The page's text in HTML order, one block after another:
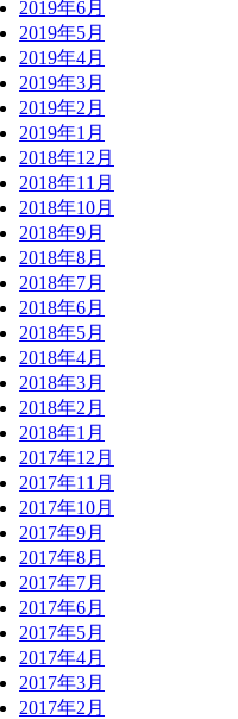
2019年6月
2019年5月
2019年4月
2019年3月
2019年2月
2019年1月
2018年12月
2018年11月
2018年10月
2018年9月
2018年8月
2018年7月
2018年6月
2018年5月
2018年4月
2018年3月
2018年2月
2018年1月
2017年12月
2017年11月
2017年10月
2017年9月
2017年8月
2017年7月
2017年6月
2017年5月
2017年4月
2017年3月
2017年2月